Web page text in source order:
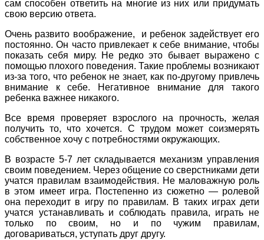
сам способен ответить на многие из них или придумать
свою версию ответа.
Очень развито воображение, и ребенок задействует его
постоянно. Он часто привлекает к себе внимание, чтобы
показать себя миру. Не редко это бывает выражено с
помощью плохого поведения. Такие проблемы возникают
из-за того, что ребенок не знает, как по-другому привлечь
внимание к себе. Негативное внимание для такого
ребенка важнее никакого.
Все время проверяет взрослого на прочность, желая
получить то, что хочется. С трудом может соизмерять
собственное хочу с потребностями окружающих.
В возрасте 5-7 лет складывается механизм управления
своим поведением. Через общение со сверстниками дети
учатся правилам взаимодействия. Не маловажную роль
в этом имеет игра. Постепенно из сюжетно — ролевой
она переходит в игру по правилам. В таких играх дети
учатся устанавливать и соблюдать правила, играть не
только по своим, но и по чужим правилам,
договариваться, уступать друг другу.